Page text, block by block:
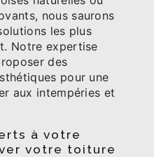
nous saurons
les plus
Notre expertise
des
pour une
aux intempéries et
à votre
votre toiture